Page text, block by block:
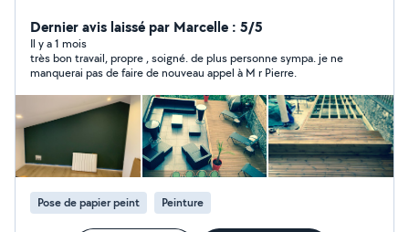
de haies, le débroussaillage ainsi que divers travaux de
paysagisme. Je suis également disponible pour des
travaux de menuiserie : pose de portes, montage et
pose de meubles, petits aménagements intérieure. Je
réalise aussi vos travaux de peinture et pose de papier
peint avec soin. Je dispose du matériel adapté et je me
déplace rapidement selon vos besoins. Travail propre et
soigné. N'hésitez pas à me contacter pour un devis ou
plus d'informations. Devis et déplacement gratuits.
Dernier avis laissé par Marcelle : 5/5
Il y a 1 mois
très bon travail, propre , soigné. de plus personne sympa. je ne
manquerai pas de faire de nouveau appel à M r Pierre.
Pose de papier peint Peinture